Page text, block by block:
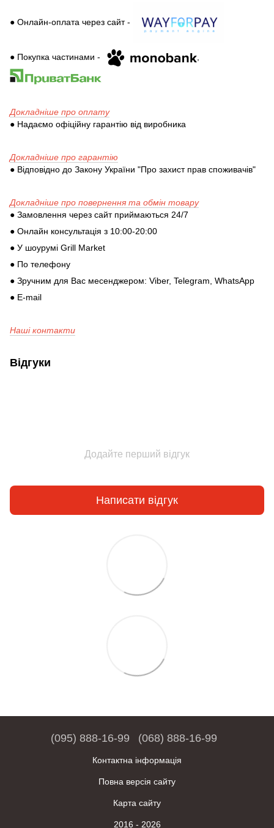
● Онлайн-оплата через сайт -
● Покупка частинами - ,
Докладніше про оплату
● Надаємо офіційну гарантію від виробника
Докладніше про гарантію
● Відповідно до Закону України "Про захист прав споживачів"
Докладніше про повернення та обмін товару
● Замовлення через сайт приймаються 24/7
● Онлайн консультація з 10:00-20:00
● У шоурумі Grill Market
● По телефону
● Зручним для Вас месенджером: Viber, Telegram, WhatsApp
● E-mail
Наші контакти
Відгуки
Додайте перший відгук
Написати відгук
(095) 888-16-99 (068) 888-16-99
Контактна інформація
Повна версія сайту
Карта сайту
2016 - 2026